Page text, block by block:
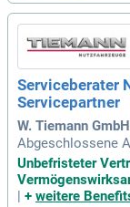
Serviceberater
Servicepartner
W. Tiemann
Abgeschlossene
oder eine
ster (m/w/d),
oder zum
Unbefristeter
+ weitere